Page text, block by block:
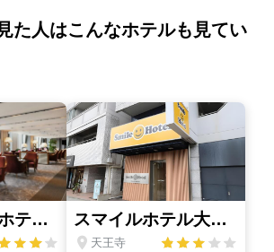
(8.49km)
中庭園展望台(5.01km)
た人はこんなホテルも見てい